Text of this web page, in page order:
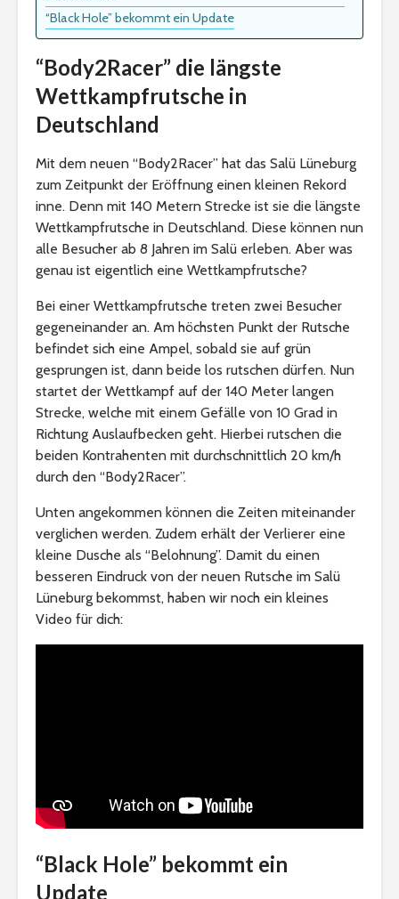
“Black Hole” bekommt ein Update
“Body2Racer” die längste
Wettkampfrutsche in
Deutschland
Mit dem neuen “Body2Racer” hat das Salü Lüneburg
zum Zeitpunkt der Eröffnung einen kleinen Rekord
inne. Denn mit 140 Metern Strecke ist sie die längste
Wettkampfrutsche in Deutschland. Diese können nun
alle Besucher ab 8 Jahren im Salü erleben. Aber was
genau ist eigentlich eine Wettkampfrutsche?
Bei einer Wettkampfrutsche treten zwei Besucher
gegeneinander an. Am höchsten Punkt der Rutsche
befindet sich eine Ampel, sobald sie auf grün
gesprungen ist, dann beide los rutschen dürfen. Nun
startet der Wettkampf auf der 140 Meter langen
Strecke, welche mit einem Gefälle von 10 Grad in
Richtung Auslaufbecken geht. Hierbei rutschen die
beiden Kontrahenten mit durchschnittlich 20 km/h
durch den “Body2Racer”.
Unten angekommen können die Zeiten miteinander
verglichen werden. Zudem erhält der Verlierer eine
kleine Dusche als “Belohnung”. Damit du einen
besseren Eindruck von der neuen Rutsche im Salü
Lüneburg bekommst, haben wir noch ein kleines
Video für dich:
“Black Hole” bekommt ein
Update